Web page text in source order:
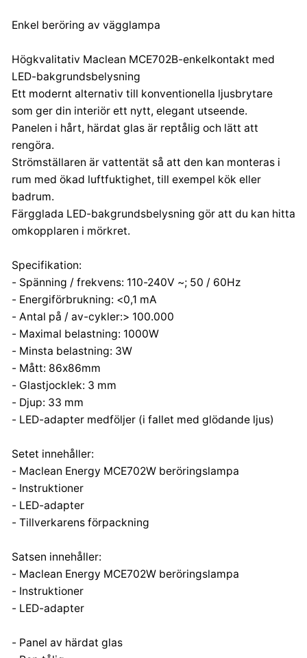
Korfantego 7, 42-600 Tarnowskie Góry
Importör:
Centrumelektroniki.EU Sp. z o.o.
Korfantego 7, 42-600 Tarnowskie Góry
contact@centrumelektroniki.pl
+48 32 284 72 22
Enkel beröring av vägglampa
Högkvalitativ Maclean MCE702B-enkelkontakt med
LED-bakgrundsbelysning
Ett modernt alternativ till konventionella ljusbrytare
som ger din interiör ett nytt, elegant utseende.
Panelen i hårt, härdat glas är reptålig och lätt att
rengöra.
Strömställaren är vattentät så att den kan monteras i
rum med ökad luftfuktighet, till exempel kök eller
badrum.
Färgglada LED-bakgrundsbelysning gör att du kan hitta
omkopplaren i mörkret.
Specifikation:
- Spänning / frekvens: 110-240V ~; 50 / 60Hz
- Energiförbrukning: <0,1 mA
- Antal på / av-cykler:> 100.000
- Maximal belastning: 1000W
- Minsta belastning: 3W
- Mått: 86x86mm
- Glastjocklek: 3 mm
- Djup: 33 mm
- LED-adapter medföljer (i fallet med glödande ljus)
Setet innehåller:
- Maclean Energy MCE702W beröringslampa
- Instruktioner
- LED-adapter
- Tillverkarens förpackning
Satsen innehåller:
- Maclean Energy MCE702W beröringslampa
- Instruktioner
- LED-adapter
- Panel av härdat glas